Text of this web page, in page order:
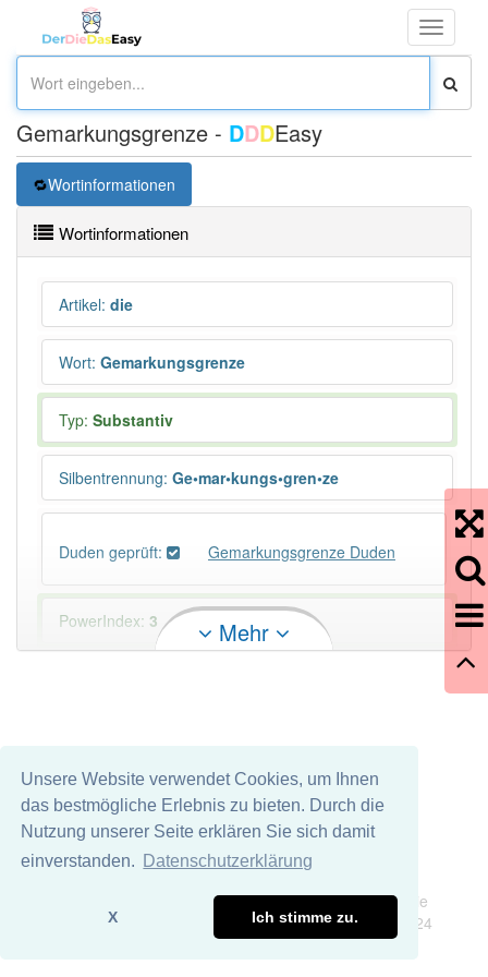
Unsere Website verwendet Cookies, um Ihnen
das bestmögliche Erlebnis zu bieten. Durch die
Nutzung unserer Seite erklären Sie sich damit
einverstanden.
Datenschutzerklärung
X Ich stimme zu.
Toggle
Gemarkungsgrenze - DDDEasy
Wortinformationen
Wortinformationen
Artikel: die
Wort: Gemarkungsgrenze
Typ: Substantiv
Silbentrennung: Ge•mar•kungs•gren•ze
Duden geprüft: Gemarkungsgrenze Duden
PowerIndex: 3
Wörter mit Endung -gemarkungsgrenze
aber mit
einem anderen Artikeldie: 0
83% unserer Spielapp-Nutzer haben den Artikel
Mehr
Wir übernehmen keine Garantie und keine Haftung für die
Richtigkeit und Vollständigkeit dieser Seite. DDDEasy 2024